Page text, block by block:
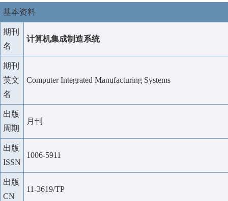
基本资料
期刊
名
计算机集成制造系统
期刊
英文
名
Computer Integrated Manufacturing Systems
出版
周期
月刊
出版
ISSN
1006-5911
出版
CN
11-3619/TP